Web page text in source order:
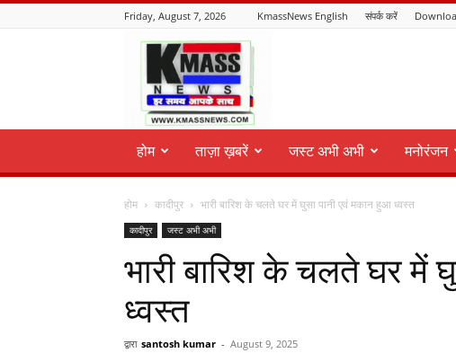
Friday, August 7, 2026 KmassNews English संपर्क करें
KmassNews
होम ताज़ा ख़बरें जस्ट अभी अभी मनोरंजन
होम कादीपुर भारी बारिश के चलते घर में घुसा पानी एवं मकान हुआ ध्वस्त
कादीपुर जस्ट अभी अभी
भारी बारिश के चलते घर में
ध्वस्त
द्वारा santosh kumar - August 9, 2025